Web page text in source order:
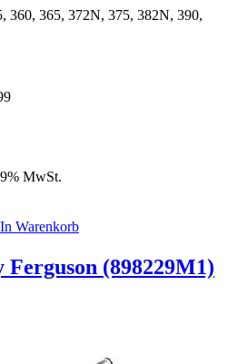
360, 365, 372N, 375, 382N, 390,
MwSt.
In Warenkorb
Ferguson (898229M1)